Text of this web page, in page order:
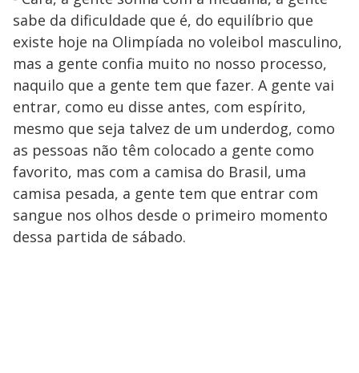
sabe da dificuldade que é, do equilíbrio que
existe hoje na Olimpíada no voleibol masculino,
mas a gente confia muito no nosso processo,
naquilo que a gente tem que fazer. A gente vai
entrar, como eu disse antes, com espírito,
mesmo que seja talvez de um underdog, como
as pessoas não têm colocado a gente como
favorito, mas com a camisa do Brasil, uma
camisa pesada, a gente tem que entrar com
sangue nos olhos desde o primeiro momento
dessa partida de sábado.